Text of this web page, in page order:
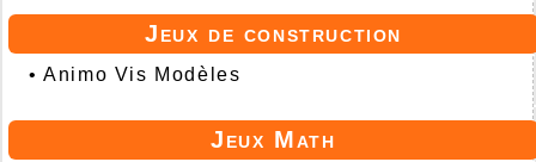
Jeux de construction
•Animo Vis Modèles
Jeux Math